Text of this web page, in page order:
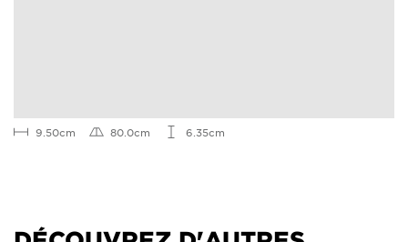
9.50cm 80.0cm 6.35cm